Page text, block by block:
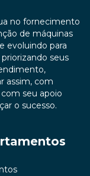
no fornecimento
de máquinas
evoluindo para
seus
assim, com
seu apoio
o sucesso.